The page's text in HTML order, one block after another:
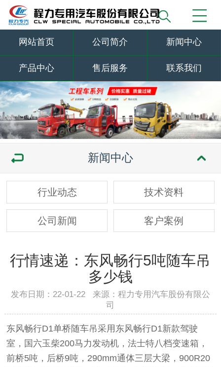
网站首页 公司简介 新闻中心
产品中心 售后服务 联系我们
新闻中心
行业动态 技术资料
公司新闻 客户案例
行情速递：东风畅行5吨随车吊
多少钱
发布日期：22-01-22 来源：程力专用汽车股份有限公
司
东风畅行D1单桥随车吊采用东风畅行D1新款驾驶
室，国六玉柴200马力发动机，法士特八档变速箱，
前桥5吨，后桥9吨，290mm通体三层大梁，900R20